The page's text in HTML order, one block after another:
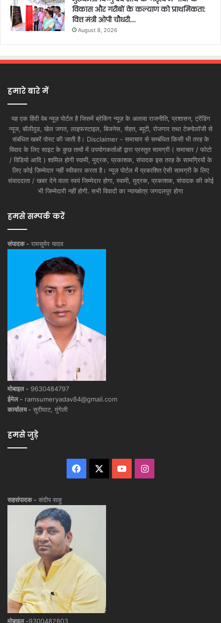
विकास और गरीबों के कल्याण को प्राथमिकता:
वित्त मंत्री ओपी चौधरी….
August 8, 2026
हमारे बारे में
यह एक हिंदी वेब न्यूज़ पोर्टल है जिसमें ब्रेकिंग न्यूज़ के अलावा राजनीति, प्रशासन, ट्रेंडिंग
न्यूज, बॉलीवुड, खेल जगत, लाइफस्टाइल, बिजनेस, सेहत, ब्यूटी, रोजगार तथा टेक्नोलॉजी से
संबंधित खबरें पोस्ट की जाती है। Disclaimer - समाचार से सम्बंधित किसी भी तरह के
विवाद के लिए साइट के कुछ तत्वों में उपयोगकर्ताओं द्वारा प्रस्तुत सामग्री ( समाचार / फोटो
/ विडियो आदि ) शामिल होगी स्वामी, मुद्रक, प्रकाशक, संपादक इस तरह के सामग्रियों के
लिए कोई ज़िम्मेदार नहीं स्वीकार करता है। न्यूज़ पोर्टल में प्रकाशित ऐसी सामग्री के लिए
संवाददाता / खबर देने वाला स्वयं जिम्मेदार होगा, स्वामी, मुद्रक, प्रकाशक, संपादक की कोई
भी जिम्मेदारी नहीं होगी. सभी विवादों का न्यायक्षेत्र जगदलपुर होगा
हमसे सम्पर्क करें
संपादक - रामसुमेर यादव
मोबाइल - 9630484797
ईमेल - ramsumeryadav84@gmail.com
कार्यालय - सुरीघाट, मुंगेली
हमसे जुड़े
Facebook YouTubeInstagram
सहसंपादक - संदीप साहू
मोबाइल -9300482803